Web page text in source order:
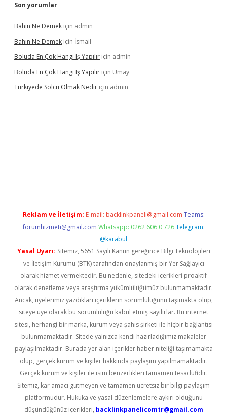
Son yorumlar
Bahın Ne Demek için admin
Bahın Ne Demek için İsmail
Boluda En Çok Hangi Iş Yapılır için admin
Boluda En Çok Hangi Iş Yapılır için Umay
Türkiyede Solcu Olmak Nedir için admin
Reklam ve İletişim: E-mail: backlinkpaneli@gmail.com Teams:
forumhizmeti@gmail.com Whatsapp: 0262 606 0 726 Telegram:
@karabul
Yasal Uyarı: Sitemiz, 5651 Sayılı Kanun gereğince Bilgi Teknolojileri
ve İletişim Kurumu (BTK) tarafından onaylanmış bir Yer Sağlayıcı
olarak hizmet vermektedir. Bu nedenle, sitedeki içerikleri proaktif
olarak denetleme veya araştırma yükümlülüğümüz bulunmamaktadır.
Ancak, üyelerimiz yazdıkları içeriklerin sorumluluğunu taşımakta olup,
siteye üye olarak bu sorumluluğu kabul etmiş sayılırlar. Bu internet
sitesi, herhangi bir marka, kurum veya şahıs şirketi ile hiçbir bağlantısı
bulunmamaktadır. Sitede yalnızca kendi hazırladığımız makaleler
paylaşılmaktadır. Burada yer alan içerikler haber niteliği taşımamakta
olup, gerçek kurum ve kişiler hakkında paylaşım yapılmamaktadır.
Gerçek kurum ve kişiler ile isim benzerlikleri tamamen tesadüfidir.
Sitemiz, kar amacı gütmeyen ve tamamen ücretsiz bir bilgi paylaşım
platformudur. Hukuka ve yasal düzenlemelere aykırı olduğunu
düşündüğünüz içerikleri, backlinkpanelicomtr@gmail.com